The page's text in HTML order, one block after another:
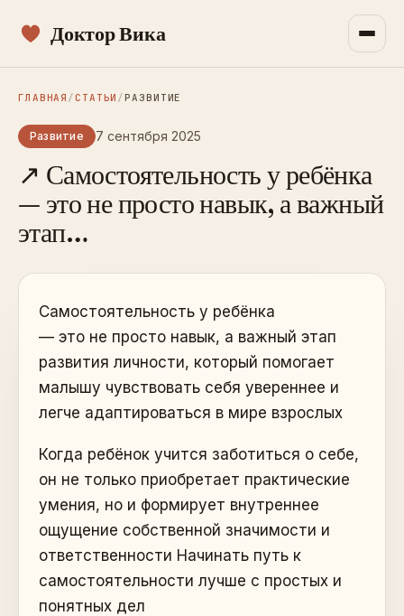
Доктор Вика
ГЛАВНАЯ /СТАТЬИ /РАЗВИТИЕ
Развитие 7 сентября 2025
↗ Самостоятельность у ребёнка
— это не просто навык, а важный
этап…
Самостоятельность у ребёнка
— это не просто навык, а важный этап
развития личности, который помогает
малышу чувствовать себя увереннее и
легче адаптироваться в мире взрослых
Когда ребёнок учится заботиться о себе,
он не только приобретает практические
умения, но и формирует внутреннее
ощущение собственной значимости и
ответственности Начинать путь к
самостоятельности лучше с простых и
понятных дел